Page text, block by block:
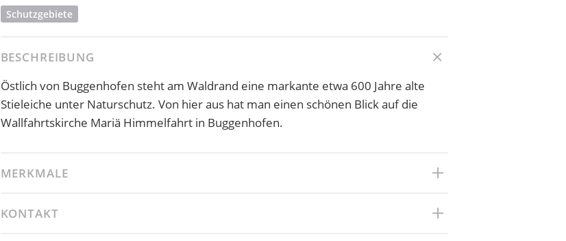
Schutzgebiete
BESCHREIBUNG
Östlich von Buggenhofen steht am Waldrand eine markante etwa 600 Jahre alte
Stieleiche unter Naturschutz. Von hier aus hat man einen schönen Blick auf die
Wallfahrtskirche Mariä Himmelfahrt in Buggenhofen.
MERKMALE
KONTAKT